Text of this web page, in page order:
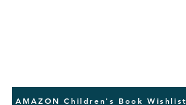
AMAZON Children's Book Wishlist